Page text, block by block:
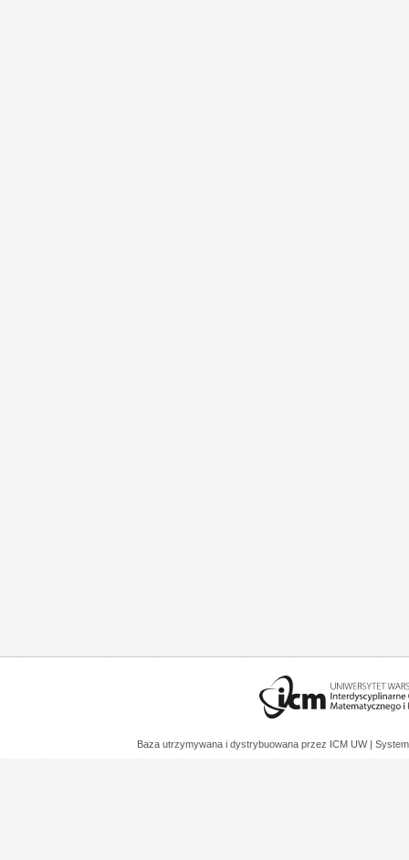
Baza utrzymywana i dystrybuowana przez ICM UW |